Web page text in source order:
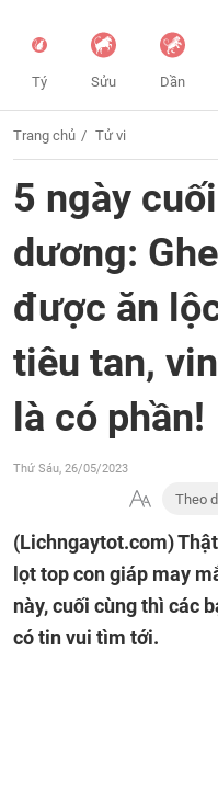
Tý Sửu Dần
Trang chủ Tử vi
5 ngày
dương:
được ăn
tiêu tan,
là có phần!
Thứ Sáu, 26/05/2023
Theo
(Lichngaytot.com)
lọt top con giáp may
này, cuối cùng thì các
có tin vui tìm tới.